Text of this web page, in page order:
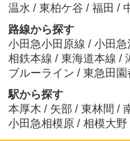
温水 / 東柏ケ谷 / 福田 /
路線から探す
小田急小田原線 / 小田急
相鉄本線 / 東海道本線 /
ブルーライン / 東急田園
駅から探す
本厚木 / 矢部 / 東林間 /
小田急相模原 / 相模大野